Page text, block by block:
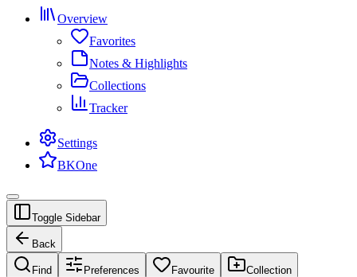
Overview
Favorites
Notes & Highlights
Collections
Tracker
Settings
BKOne
Toggle Sidebar
Back
Find Preferences Favourite Collection